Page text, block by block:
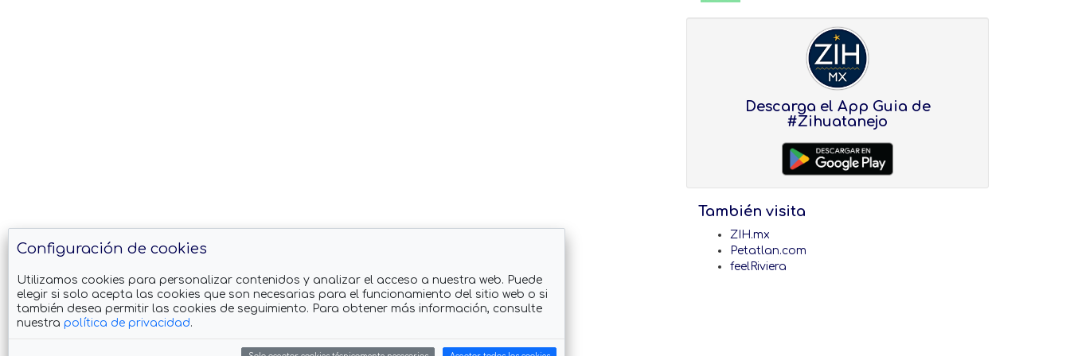
Descarga el App Guia de
#Zihuatanejo
También visita
ZIH.mx
Petatlan.com
feelRiviera
Configuración de cookies
Utilizamos cookies para personalizar contenidos y analizar el acceso a nuestra web. Puede
elegir si solo acepta las cookies que son necesarias para el funcionamiento del sitio web o si
también desea permitir las cookies de seguimiento. Para obtener más información, consulte
nuestra política de privacidad.